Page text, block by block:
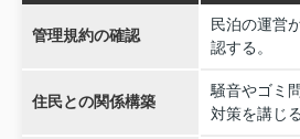
管理規約の確認
民泊の運営
認する。
住民との関係構築
騒音やゴミ
対策を講じる